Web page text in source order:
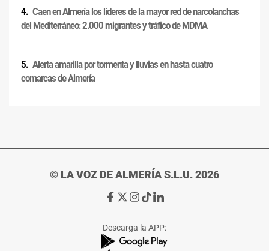
Caen en Almería los líderes de la mayor red de narcolanchas
del Mediterráneo: 2.000 migrantes y tráfico de MDMA
Alerta amarilla por tormenta y lluvias en hasta cuatro
comarcas de Almería
© LA VOZ DE ALMERÍA S.L.U. 2026
Ir
de
La
Ir
de
La
Ir
de
La
Ir
de
La
Ir
de
La
Descarga la APP: